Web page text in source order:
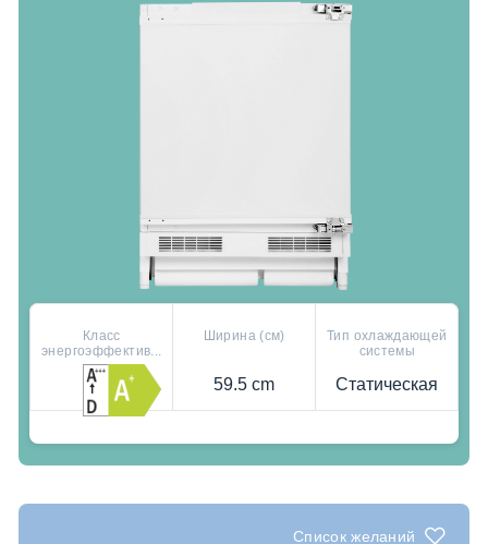
Класс
энергоэффектив...
Ширина (см)
59.5 cm
Тип охлаждающей
системы
Статическая
SolarFresh Chest Freezer: Energy-Saving Cold
Список желаний